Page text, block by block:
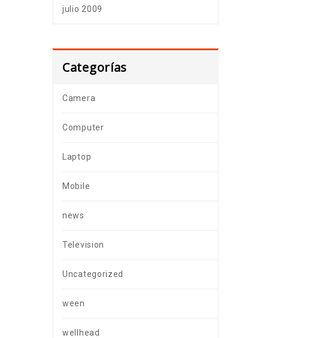
julio 2009
Categorías
Camera
Computer
Laptop
Mobile
news
Television
Uncategorized
ween
wellhead